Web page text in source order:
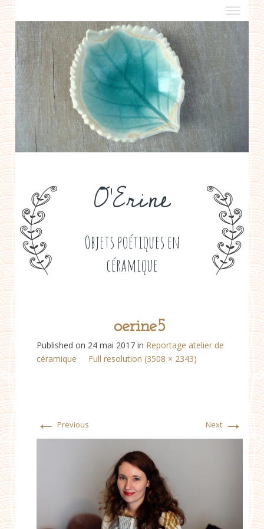
O'Erine
Objets poétiques en
céramique
a propos
boutiques de créateurs
contact
politique de confidentialité
oerine5
Published on 24 mai 2017 in Reportage atelier de
céramique
Full resolution (3508 × 2343)
← Previous Next →